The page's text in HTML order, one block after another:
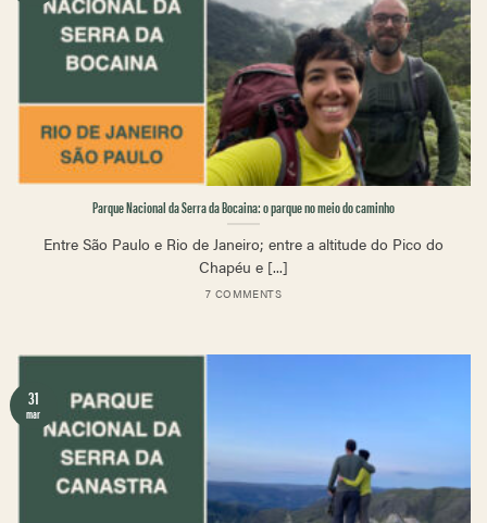
Parque Nacional da Serra da Bocaina: o parque no meio do caminho
Entre São Paulo e Rio de Janeiro; entre a altitude do Pico do
Chapéu e [...]
7 COMMENTS
31
mar